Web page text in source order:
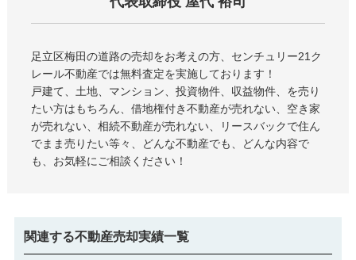
足立区梅田の道路の売却をお考えの方、センチュリー21ク
レール不動産では無料査定を実施しております！
戸建て、土地、マンション、投資物件、収益物件、を売り
たい方はもちろん、借地権付き不動産が売れない、空き家
が売れない、相続不動産が売れない、リースバックで住ん
でまま売りたい等々、どんな不動産でも、どんな内容で
も、お気軽にご相談ください！
関連する不動産売却実績一覧